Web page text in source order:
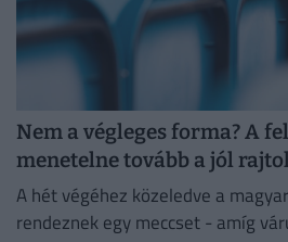
Nem a végleges forma? A
menetelne tovább a jól
A hét végéhez közeledve a
rendeznek egy meccset - amíg